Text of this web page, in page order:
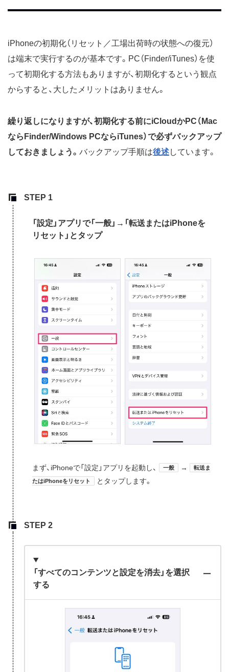
iPhoneの初期化（リセット／工場出荷時の状態への復元）
は端末で実行するのが基本です。PC（Finder/iTunes）を使
って初期化する方法もありますが、初期化するという観点
からすると、大したメリットはありません。
繰り返しになりますが、初期化する前にiCloudかPC（Mac
ならFinder/Windows PCならiTunes）で必ずバックアップ
しておきましょう。 バックアップ手順は後述しています。
「設定」アプリで「一般」→「転送またはiPhoneを
リセット」とタップ
まず、iPhoneで「設定」アプリを起動し、 一般 → 転送ま
たはiPhoneをリセット とタップします。
「すべてのコンテンツと設定を消去」を選択
する